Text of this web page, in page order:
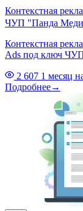
Контекстная
ЧУП "Панда
Контекстная
Ads под ключ
2 607 1 месяц
Подробнее→